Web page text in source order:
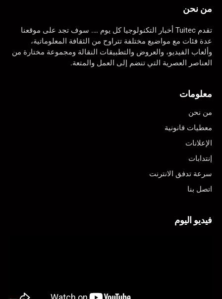
من نحن
تقدم Tuitec أخبار التكنولوجيا كل يوم …. سوف تجد على موقعنا
عدة فئات مع مواضيع مختلفة تتراوح من الثقافة المعلوماتية،
وألعاب الفيديو، والعروض والتطبيقات النقالة ومجموعة مختارة من
العناصر العصرية التي تنضم إلى العمل والمتعة.
معلومات
من نحن
معطيات قانونية
الإعلانات
إنتدابات
سرعة تدفق الانترنت
اتصل بنا
فيديو اليوم